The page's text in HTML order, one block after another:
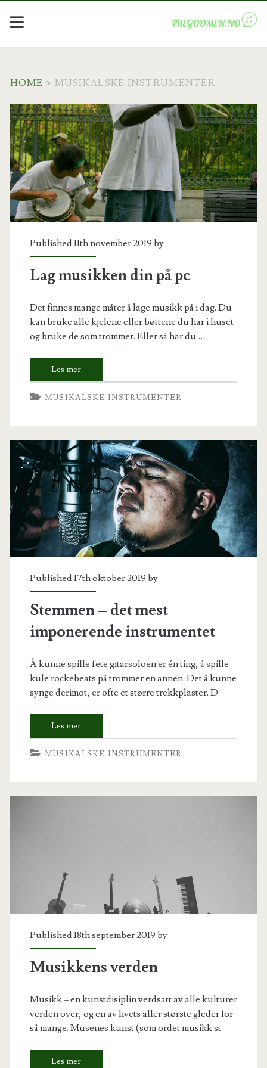
HOME > MUSIKALSKE INSTRUMENTER
Kategori:
<span>Musikalske
instrumenter</span>
Published 11th november 2019 by
Lag musikken din på pc
Det finnes mange måter å lage musikk på i dag. Du
kan bruke alle kjelene eller bøttene du har i huset
og bruke de som trommer. Eller så har du…
MUSIKALSKE INSTRUMENTER
Published 17th oktober 2019 by
Stemmen – det mest
imponerende instrumentet
Å kunne spille fete gitarsoloen er én ting, å spille
kule rockebeats på trommer en annen. Det å kunne
synge derimot, er ofte et større trekkplaster. D
MUSIKALSKE INSTRUMENTER
Published 18th september 2019 by
Musikkens verden
Musikk – en kunstdisiplin verdsatt av alle kulturer
verden over, og en av livets aller største gleder for
så mange. Musenes kunst (som ordet musikk st